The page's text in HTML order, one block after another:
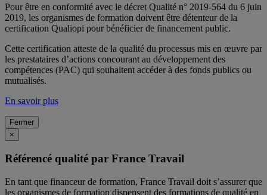
Pour être en conformité avec le décret Qualité n° 2019-564 du 6 juin
2019, les organismes de formation doivent être détenteur de la
certification Qualiopi pour bénéficier de financement public.
Cette certification atteste de la qualité du processus mis en œuvre par
les prestataires d’actions concourant au développement des
compétences (PAC) qui souhaitent accéder à des fonds publics ou
mutualisés.
En savoir plus
Fermer
×
Référencé qualité par France Travail
En tant que financeur de formation, France Travail doit s’assurer que
les organismes de formation dispensent des formations de qualité en